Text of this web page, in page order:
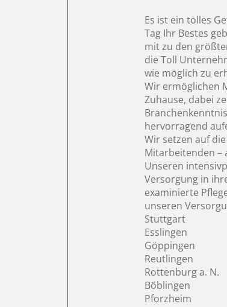
Es ist ein tolles
Tag Ihr Bestes
mit zu den
die Toll
wie möglich zu
Wir ermöglichen
Zuhause, dabei
hervorragend
Wir setzen auf
Mitarbeitenden –
Unseren
Versorgung in
examinierte
unseren
Stuttgart
Esslingen
Göppingen
Reutlingen
Rottenburg a. N.
Böblingen
Pforzheim